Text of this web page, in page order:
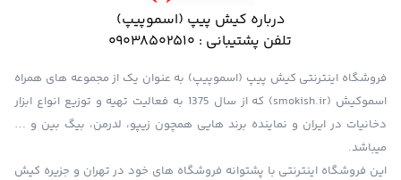
درباره کیش پیپ (اسموپیپ)
تلفن پشتیبانی : 09038502510
فروشگاه اینترنتی کیش پیپ (اسموپیپ) به عنوان یک از مجموعه های همراه
اسموکیش (smokish.ir) که از سال 1375 به فعالیت تهیه و توزیع انواع ابزار
دخانیات در ایران و نماینده برند هایی همچون زیپو، لدرمن، بیگ بین و …
میباشد.
این فروشگاه اینترنتی با پشتوانه فروشگاه های خود در تهران و جزیره کیش